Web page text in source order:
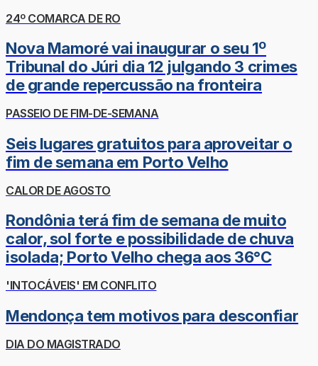
24º COMARCA DE RO
Nova Mamoré vai inaugurar o seu 1º
Tribunal do Júri dia 12 julgando 3 crimes
de grande repercussão na fronteira
PASSEIO DE FIM-DE-SEMANA
Seis lugares gratuitos para aproveitar o
fim de semana em Porto Velho
CALOR DE AGOSTO
Rondônia terá fim de semana de muito
calor, sol forte e possibilidade de chuva
isolada; Porto Velho chega aos 36°C
'INTOCÁVEIS' EM CONFLITO
Mendonça tem motivos para desconfiar
DIA DO MAGISTRADO